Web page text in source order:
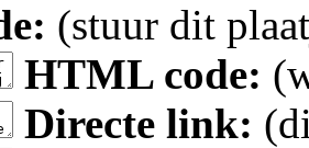
(stuur dit
HTML code:
Directe link: